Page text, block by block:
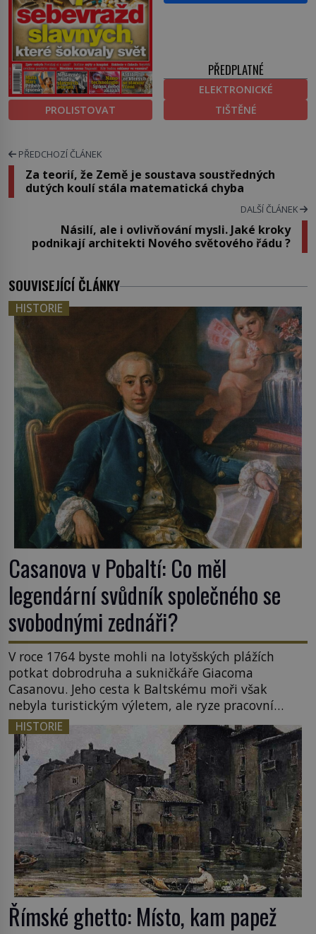
PROLISTOVAT
PŘEDPLATNÉ
ELEKTRONICKÉ
TIŠTĚNÉ
PŘEDCHOZÍ ČLÁNEK
Za teorií, že Země je soustava soustředných
dutých koulí stála matematická chyba
DALŠÍ ČLÁNEK
Násilí, ale i ovlivňování mysli. Jaké kroky
podnikají architekti Nového světového řádu ?
SOUVISEJÍCÍ ČLÁNKY
HISTORIE
Casanova v Pobaltí: Co měl
legendární svůdník společného se
svobodnými zednáři?
V roce 1764 byste mohli na lotyšských plážích
potkat dobrodruha a sukničkáře Giacoma
Casanovu. Jeho cesta k Baltskému moři však
nebyla turistickým výletem, ale ryze pracovní
cestou se zištnými úmysly. Jaký cíl Casanova
sledoval, když se například procházel uličkami
lotyšské Rigy? Casanova v Pobaltí kontaktoval
tamní zednářské lóže. Nebyl v této oblasti žádným
nováčkem, protože do zednářské […]
HISTORIE
Římské ghetto: Místo, kam papež